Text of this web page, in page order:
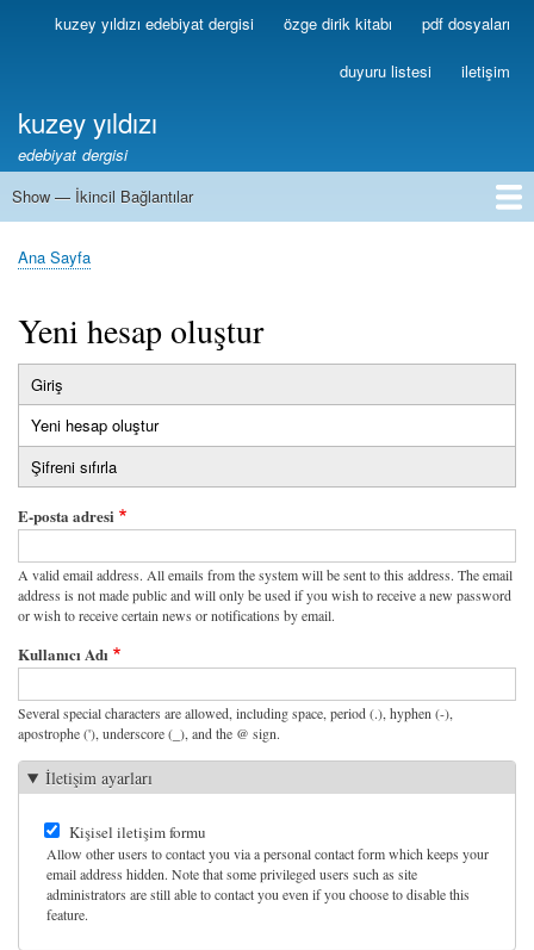
Ana
içeriğe
Birincilkuzey yıldızı edebiyat dergisi özge dirik kitabı pdf dosyaları
duyuru listesi iletişim
kuzey yıldızı
edebiyat dergisi
İkincil
Show — İkincil Bağlantılar
1
2
3
4
5
6
7
8
9
10
11
12
13
Sayfa
Ana Sayfa
Yeni hesap oluştur
Birincil
sekmeler
Giriş
Yeni hesap oluştur(etkin
sekme)
Şifreni sıfırla
E-posta adresi
A valid email address. All emails from the system will be sent to this address. The email
address is not made public and will only be used if you wish to receive a new password
or wish to receive certain news or notifications by email.
Kullanıcı Adı
Several special characters are allowed, including space, period (.), hyphen (-),
apostrophe ('), underscore (_), and the @ sign.
İletişim ayarları
Kişisel iletişim formu
Allow other users to contact you via a personal contact form which keeps your
email address hidden. Note that some privileged users such as site
administrators are still able to contact you even if you choose to disable this
feature.